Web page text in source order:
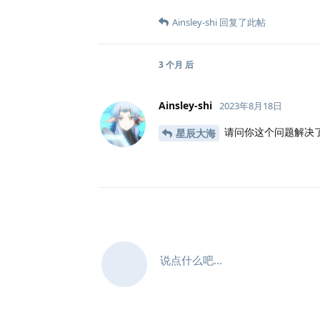
Ainsley-shi 回复了此帖
3 个月 后
Ainsley-shi 2023年8月18日
星辰大海 请问你这个问题解决
说点什么吧...